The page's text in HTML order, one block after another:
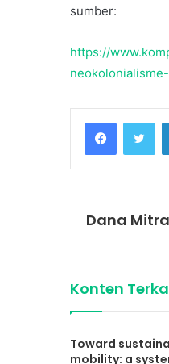
sumber:
https://
Facebook
Dana Mitra
Konten
Toward
mobility: a